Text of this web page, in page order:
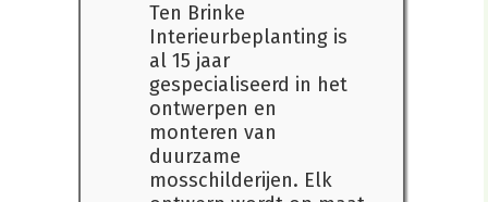
Ten Brinke
Interieurbeplanting is
al 15 jaar
gespecialiseerd in het
ontwerpen en
monteren van
duurzame
mosschilderijen. Elk